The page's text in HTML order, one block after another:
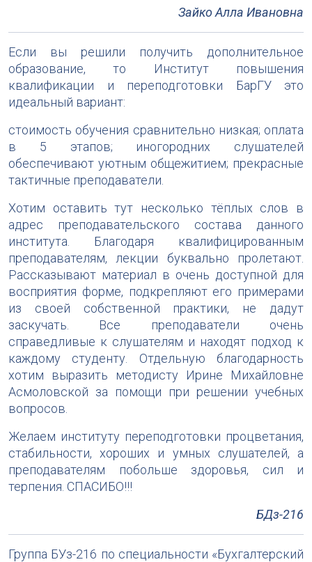
Зайко Алла Ивановна
Если вы решили получить дополнительное
образование, то Институт повышения
квалификации и переподготовки БарГУ это
идеальный вариант:
стоимость обучения сравнительно низкая; оплата
в 5 этапов; иногородних слушателей
обеспечивают уютным общежитием; прекрасные
тактичные преподаватели.
Хотим оставить тут несколько тёплых слов в
адрес преподавательского состава данного
института. Благодаря квалифицированным
преподавателям, лекции буквально пролетают.
Рассказывают материал в очень доступной для
восприятия форме, подкрепляют его примерами
из своей собственной практики, не дадут
заскучать. Все преподаватели очень
справедливые к слушателям и находят подход к
каждому студенту. Отдельную благодарность
хотим выразить методисту Ирине Михайловне
Асмоловской за помощи при решении учебных
вопросов.
Желаем институту переподготовки процветания,
стабильности, хороших и умных слушателей, а
преподавателям побольше здоровья, сил и
терпения. СПАСИБО!!!
БДз-216
Группа БУз-216 по специальности «Бухгалтерский